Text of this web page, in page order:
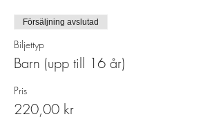
Försäljning avslutad
Biljettyp
Barn (upp till 16 år)
Pris
220,00 kr